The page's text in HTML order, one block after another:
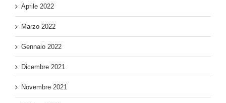
Aprile 2022
Marzo 2022
Gennaio 2022
Dicembre 2021
Novembre 2021